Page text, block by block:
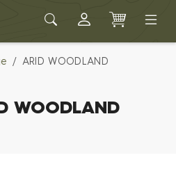
ARID WOODLAND
WOODLAND